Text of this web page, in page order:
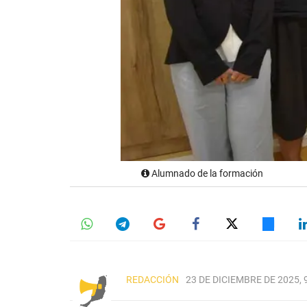
Alumnado de la formación
REDACCIÓN 23 DE DICIEMBRE DE 2025,